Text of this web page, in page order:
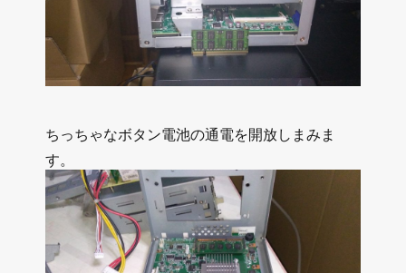
ちっちゃなボタン電池の通電を開放しまみま
す。